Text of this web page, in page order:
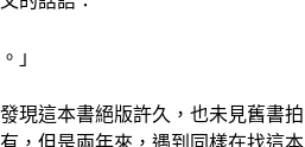
」
現這本書絕版許久，也未見舊書拍